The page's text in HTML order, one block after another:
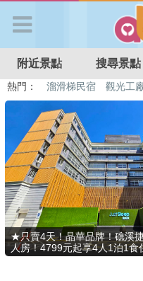
APP登入
首 頁
搜尋景點
好康優惠
最新消息
附近景點 搜尋景點
熱門： 溜滑梯民宿 觀光工
特色遊戲場
親子住房優惠 台
★只賣4天！晶華品牌！礁溪
人房！4799元起享4人1泊1食